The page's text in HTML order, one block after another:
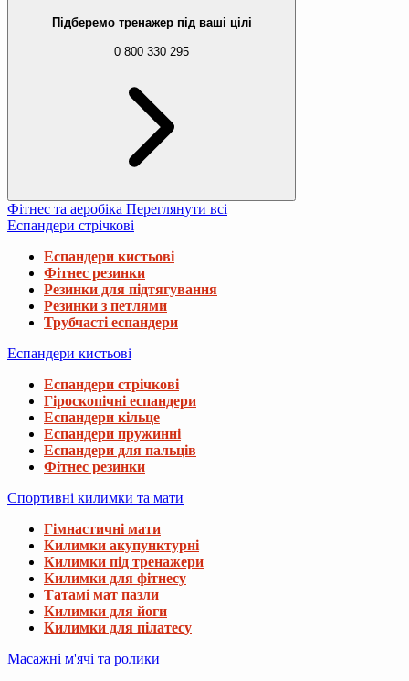
Підберемо тренажер під ваші цілі
0 800 330 295
Фітнес та аеробіка Переглянути всі
Еспандери стрічкові
Еспандери кистьові
Фітнес резинки
Резинки для підтягування
Резинки з петлями
Трубчасті еспандери
Еспандери кистьові
Еспандери стрічкові
Гіроскопічні еспандери
Еспандери кільце
Еспандери пружинні
Еспандери для пальців
Фітнес резинки
Спортивні килимки та мати
Гімнастичні мати
Килимки акупунктурні
Килимки під тренажери
Килимки для фітнесу
Татамі мат пазли
Килимки для йоги
Килимки для пілатесу
Масажні м'ячі та ролики